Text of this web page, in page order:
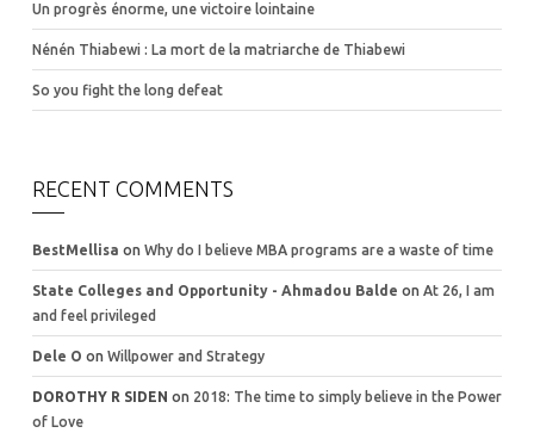
Un progrès énorme, une victoire lointaine
Nénén Thiabewi : La mort de la matriarche de Thiabewi
So you fight the long defeat
RECENT COMMENTS
BestMellisa on Why do I believe MBA programs are a waste of time
State Colleges and Opportunity - Ahmadou Balde on At 26, I am
and feel privileged
Dele O on Willpower and Strategy
DOROTHY R SIDEN on 2018: The time to simply believe in the Power
of Love